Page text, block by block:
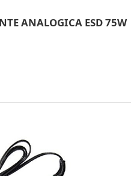
ANALOGICA ESD 75W